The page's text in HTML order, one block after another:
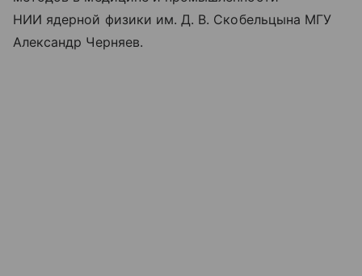
НИИ ядерной физики им. Д. В. Скобельцына МГУ
Александр Черняев.